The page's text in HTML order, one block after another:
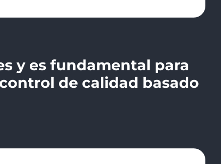
y es fundamental para
de calidad basado